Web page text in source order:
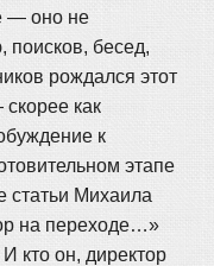
— оно не
поисков, бесед,
рождался этот
как
к
этапе
статьи Михаила
на переходе…»
кто он, директор